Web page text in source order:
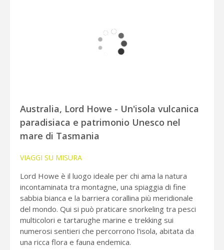
Australia, Lord Howe - Un'isola vulcanica
paradisiaca e patrimonio Unesco nel
mare di Tasmania
VIAGGI SU MISURA
Lord Howe è il luogo ideale per chi ama la natura
incontaminata tra montagne, una spiaggia di fine
sabbia bianca e la barriera corallina più meridionale
del mondo. Qui si può praticare snorkeling tra pesci
multicolori e tartarughe marine e trekking sui
numerosi sentieri che percorrono l'isola, abitata da
una ricca flora e fauna endemica.